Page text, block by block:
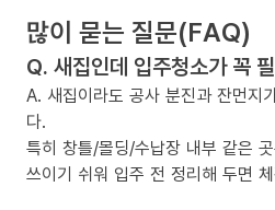
많이 묻는 질문(FAQ)
Q. 새집인데 입주청소가 꼭
A. 새집이라도 공사 분진과 잔먼지
다.
특히 창틀/몰딩/수납장 내부 같은
쓰이기 쉬워 입주 전 정리해 두면